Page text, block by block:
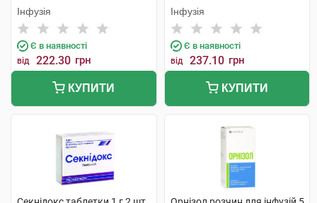
Інфузія
Є в наявності
від 222.30 грн
КУПИТИ
Інфузія
Є в наявності
від 237.10 грн
КУПИТИ